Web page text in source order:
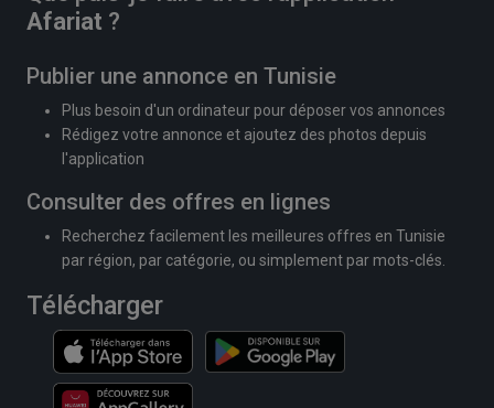
Afariat ?
Publier une annonce en Tunisie
Plus besoin d'un ordinateur pour déposer vos annonces
Rédigez votre annonce et ajoutez des photos depuis
l'application
Consulter des offres en lignes
Recherchez facilement les meilleures offres en Tunisie
par région, par catégorie, ou simplement par mots-clés.
Télécharger